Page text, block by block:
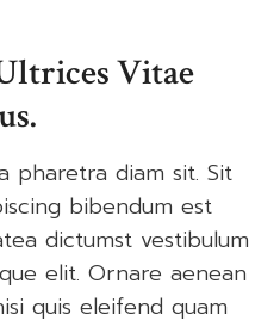
Vitae
pharetra diam sit. Sit
bibendum est
dictumst vestibulum
elit. Ornare aenean
quis eleifend quam